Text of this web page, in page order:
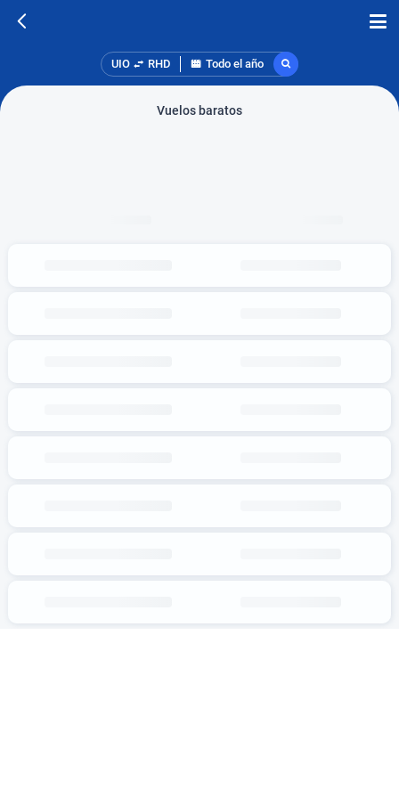
UIO RHD Todo el año
Vuelos baratos